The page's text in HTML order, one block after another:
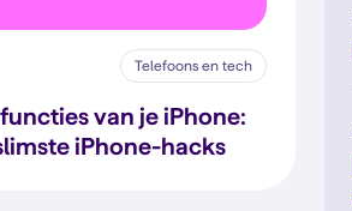
Telefoons en tech
van je iPhone:
iPhone-hacks